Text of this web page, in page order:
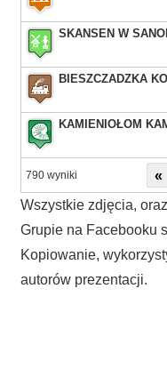
SKANSEN W
BIESZCZADZKA
KAMIENIOŁOM
790 wyniki «
Wszystkie zdjęcia,
Grupie na Facebooku
Kopiowanie,
autorów prezentacji.